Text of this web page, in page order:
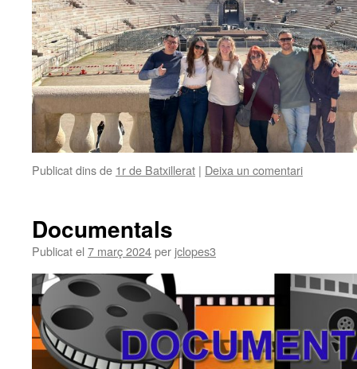
Publicat dins de 1r de Batxillerat | Deixa un comentari
Documentals
Publicat el 7 març 2024per jclopes3